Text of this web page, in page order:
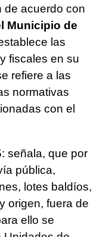
de acuerdo con
Municipio de
las
fiscales en su
refiere a las
normativas
con el
señala, que por
pública,
lotes baldíos,
origen, fuera de
ello se